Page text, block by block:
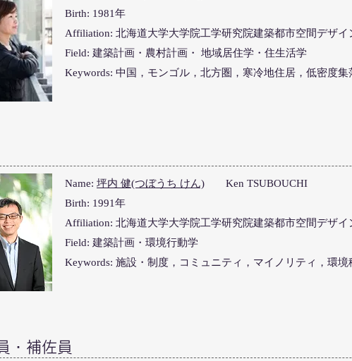
Birth: 1981年
Affiliation: 北海道大学大学院工学研究院建築都市空間デザ
Field: 建築計画・農村計画・ 地域居住学・住生活学
Keywords: 中国，モンゴル，北方圏，寒冷地住居，低密度
Name: 坪内 健(つぼうち けん) Ken TSUBOUCHI
Birth: 1991年
Affiliation: 北海道大学大学院工学研究院建築都市空間デザ
Field: 建築計画・環境行動学
Keywords: 施設・制度，コミュニティ，マイノリティ，環
・補佐員